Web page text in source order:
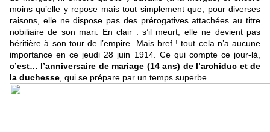
moins qu’elle y repose mais tout simplement que, pour diverses
raisons, elle ne dispose pas des prérogatives attachées au titre
nobiliaire de son mari. En clair : s’il meurt, elle ne devient pas
héritière à son tour de l’empire. Mais bref ! tout cela n’a aucune
importance en ce jeudi 28 juin 1914. Ce qui compte ce jour-là,
c’est… l’anniversaire de mariage (14 ans) de l’archiduc et de
la duchesse , qui se prépare par un temps superbe.